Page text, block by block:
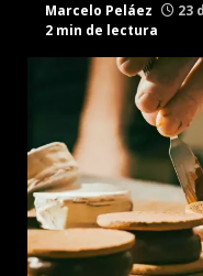
Marcelo Peláez
23
2 min de lectura